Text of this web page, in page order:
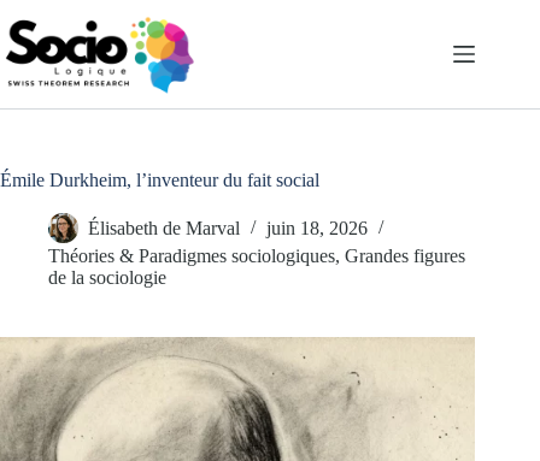
au
contenu
Émile Durkheim, l’inventeur du fait social
Élisabeth de Marval
juin 18, 2026
Théories & Paradigmes sociologiques, Grandes figures
de la sociologie